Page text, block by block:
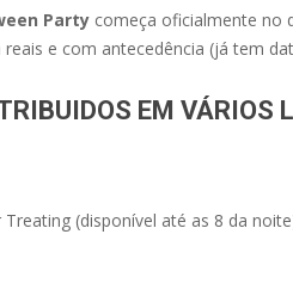
Party começa oficialmente no
e com antecedência (já tem
EM VÁRIOS
(disponível até as 8 da